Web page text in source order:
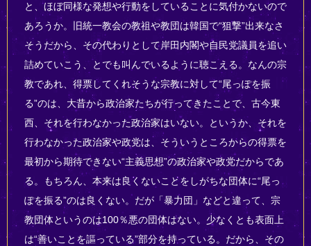
と、ほぼ同様な発想や行動をしていることに気付かないので
あろうか。旧統一教会の教祖や教団は韓国で“狙撃”出来なさ
そうだから、その代わりとして岸田内閣や自民党議員を追い
詰めていこう、とでも叫んでいるように聴こえる。なんの宗
教であれ、得票してくれそうな宗教に対して“尾っぽを振
る”のは、大昔から政治家たちが行ってきたことで、古今東
西、それを行わなかった政治家はいない。というか、それを
行わなかった政治家や政党は、そういうところからの得票を
最初から期待できない“主義思想”の政治家や政党だからであ
る。もちろん、本来は良くないことをしがちな団体に“尾っ
ぽを振る”のは良くない。だが「暴力団」などと違って、宗
教団体というのは100％悪の団体はない。少なくとも表面上
は“善いことを謳っている”部分を持っている。だから、その